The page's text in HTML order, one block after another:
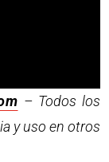
– Todos los
y uso en otros